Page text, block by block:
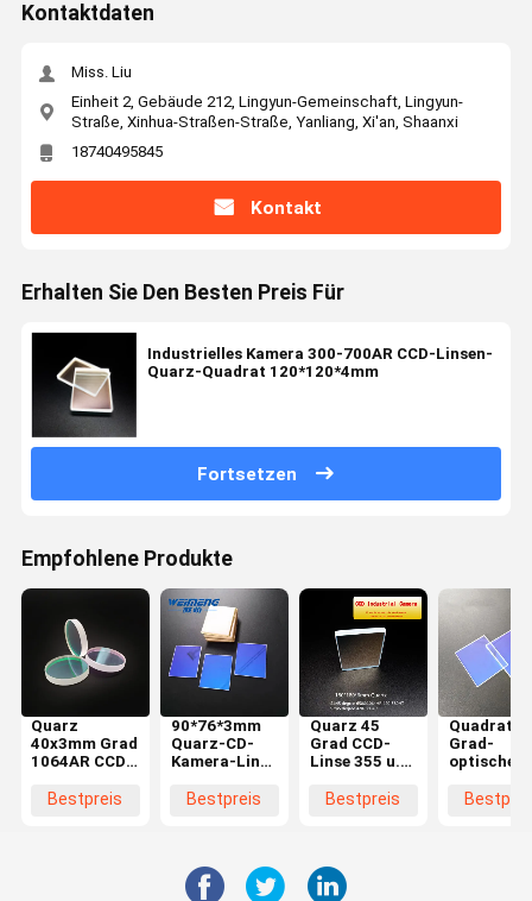
Kontaktdaten
Miss. Liu
Einheit 2, Gebäude 212, Lingyun-Gemeinschaft, Lingyun-
Straße, Xinhua-Straßen-Straße, Yanliang, Xi'an, Shaanxi
18740495845
Kontakt
Erhalten Sie Den Besten Preis Für
Industrielles Kamera 300-700AR CCD-Linsen-
Quarz-Quadrat 120*120*4mm
Fortsetzen
Empfohlene Produkte
Quarz
40x3mm Grad
1064AR CCD-
Grad-650HR
Bestpreis
90*76*3mm
Quarz-CD-
Kamera-Linse
Sichtmarkierung
Bestpreis
Quarz 45
Grad CCD-
Linse 355 u.
650HR 420-
Bestpreis
Quadrat
Grad-
optische
CCD-Linse